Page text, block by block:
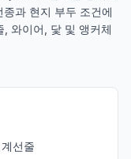
과 현지 부두 조건에
와이어, 닻 및 앵커체
선줄